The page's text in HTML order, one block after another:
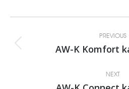
navigation
PREVIOUS
AW-K Komfort
NEXT
Next